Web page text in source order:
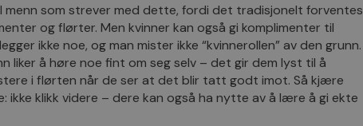
menn som strever med dette, fordi det tradisjonelt forventes
og flørter. Men kvinner kan også gi komplimenter til
ikke noe, og man mister ikke “kvinnerollen” av den grunn.
liker å høre noe fint om seg selv – det gir dem lyst til å
i flørten når de ser at det blir tatt godt imot. Så kjære
ikke klikk videre – dere kan også ha nytte av å lære å gi ekte